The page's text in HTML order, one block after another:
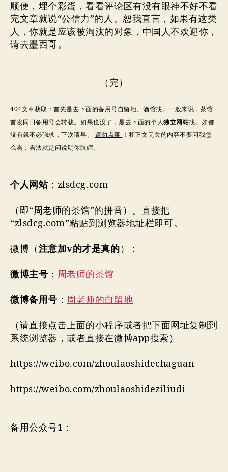
顺便，埋个彩蛋，看看评论区有没有眼神不好不看
完文章就说“公信力”的人。恕我直言，如果有这类
人，你就是应该被淘汰的对象，中国人不欢迎你，
请去墨西哥。
（完）
404文章获取：首先是去下面的备用号自留地、酒馆找。一般来说，茶馆
首发同日备用号会转载。如果也没了，是去下面的个人独立网站找。如都
没有就不必强求，下次请早。 请勿点菜 ！和正文无关的内容不要问我怎
么看，看法就是问说明你眼瞎。
个人网站：zlsdcg.com
（即“周老师的茶馆”的拼音）。直接把
“zlsdcg.com”粘贴到浏览器地址栏即可。
微博（注意加v的才是真的）：
微博主号 ： 周老师的茶馆
微博备用号 ： 周老师的自留地
（请直接点击上面的小程序或者把下面网址复制到
系统浏览器，或者直接在微博app搜索）
https://weibo.com/zhoulaoshidechaguan
https://weibo.com/zhoulaoshideziliudi
备用公众号1：